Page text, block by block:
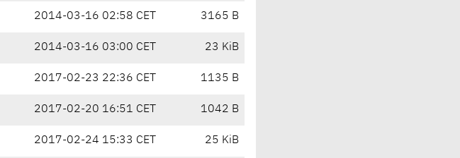
2014-03-16 02:58 CET 3165 B
2014-03-16 03:00 CET 23 KiB
2017-02-23 22:36 CET 1135 B
2017-02-20 16:51 CET 1042 B
2017-02-24 15:33 CET 25 KiB